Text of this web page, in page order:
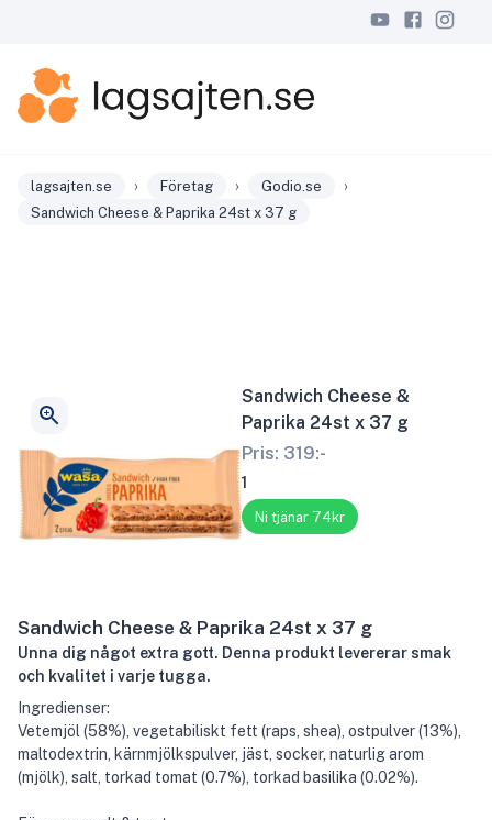
lagsajten.se › Företag › Godio.se ›
Sandwich Cheese & Paprika 24st x 37 g
Sandwich Cheese &
Paprika 24st x 37 g
Pris: 319:-
1
Ni tjänar 74kr
Sandwich Cheese & Paprika 24st x 37 g
Unna dig något extra gott. Denna produkt levererar smak
och kvalitet i varje tugga.
Ingredienser:
Vetemjöl (58%), vegetabiliskt fett (raps, shea), ostpulver (13%),
maltodextrin, kärnmjölkspulver, jäst, socker, naturlig arom
(mjölk), salt, torkad tomat (0.7%), torkad basilika (0.02%).